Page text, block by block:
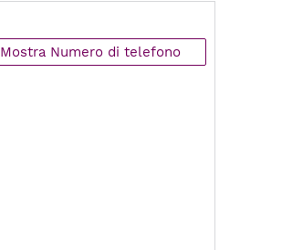
Mostra Numero di telefono